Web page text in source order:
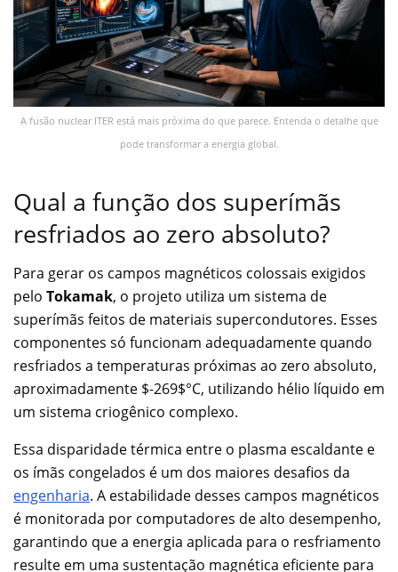
A fusão nuclear ITER está mais próxima do que parece. Entenda o detalhe que
pode transformar a energia global.
Qual a função dos superímãs
resfriados ao zero absoluto?
Para gerar os campos magnéticos colossais exigidos
pelo Tokamak, o projeto utiliza um sistema de
superímãs feitos de materiais supercondutores. Esses
componentes só funcionam adequadamente quando
resfriados a temperaturas próximas ao zero absoluto,
aproximadamente $-269$°C, utilizando hélio líquido em
um sistema criogênico complexo.
Essa disparidade térmica entre o plasma escaldante e
os ímãs congelados é um dos maiores desafios da
engenharia. A estabilidade desses campos magnéticos
é monitorada por computadores de alto desempenho,
garantindo que a energia aplicada para o resfriamento
resulte em uma sustentação magnética eficiente para